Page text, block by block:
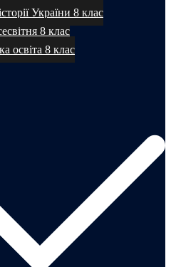
України 8 клас
8 клас
освіта 8 клас